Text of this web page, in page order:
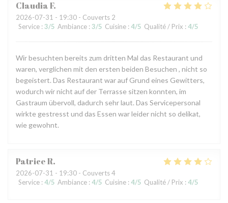
ClaudiaF
2026-07-31 - 19:30 - Couverts 2
Service : 3/5 Ambiance : 3/5 Cuisine : 4/5 Qualité / Prix : 4/5
Wir besuchten bereits zum dritten Mal das Restaurant und
waren, verglichen mit den ersten beiden Besuchen , nicht so
begeistert. Das Restaurant war auf Grund eines Gewitters,
wodurch wir nicht auf der Terrasse sitzen konnten, im
Gastraum übervoll, dadurch sehr laut. Das Servicepersonal
wirkte gestresst und das Essen war leider nicht so delikat,
wie gewohnt.
PatriceR
2026-07-31 - 19:30 - Couverts 4
Service : 4/5 Ambiance : 4/5 Cuisine : 4/5 Qualité / Prix : 4/5